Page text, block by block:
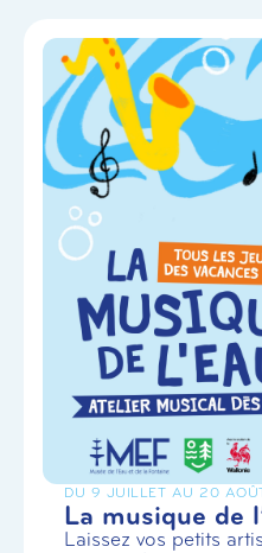
DU 9 JUILLET AU 20
La musique de
Laissez vos petits